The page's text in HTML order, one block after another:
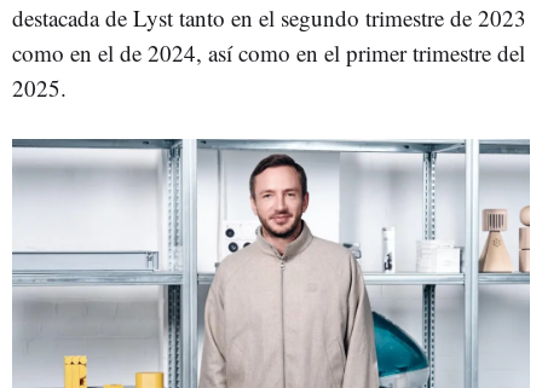
destacada de Lyst tanto en el segundo trimestre de 2023
como en el de 2024, así como en el primer trimestre del
2025.